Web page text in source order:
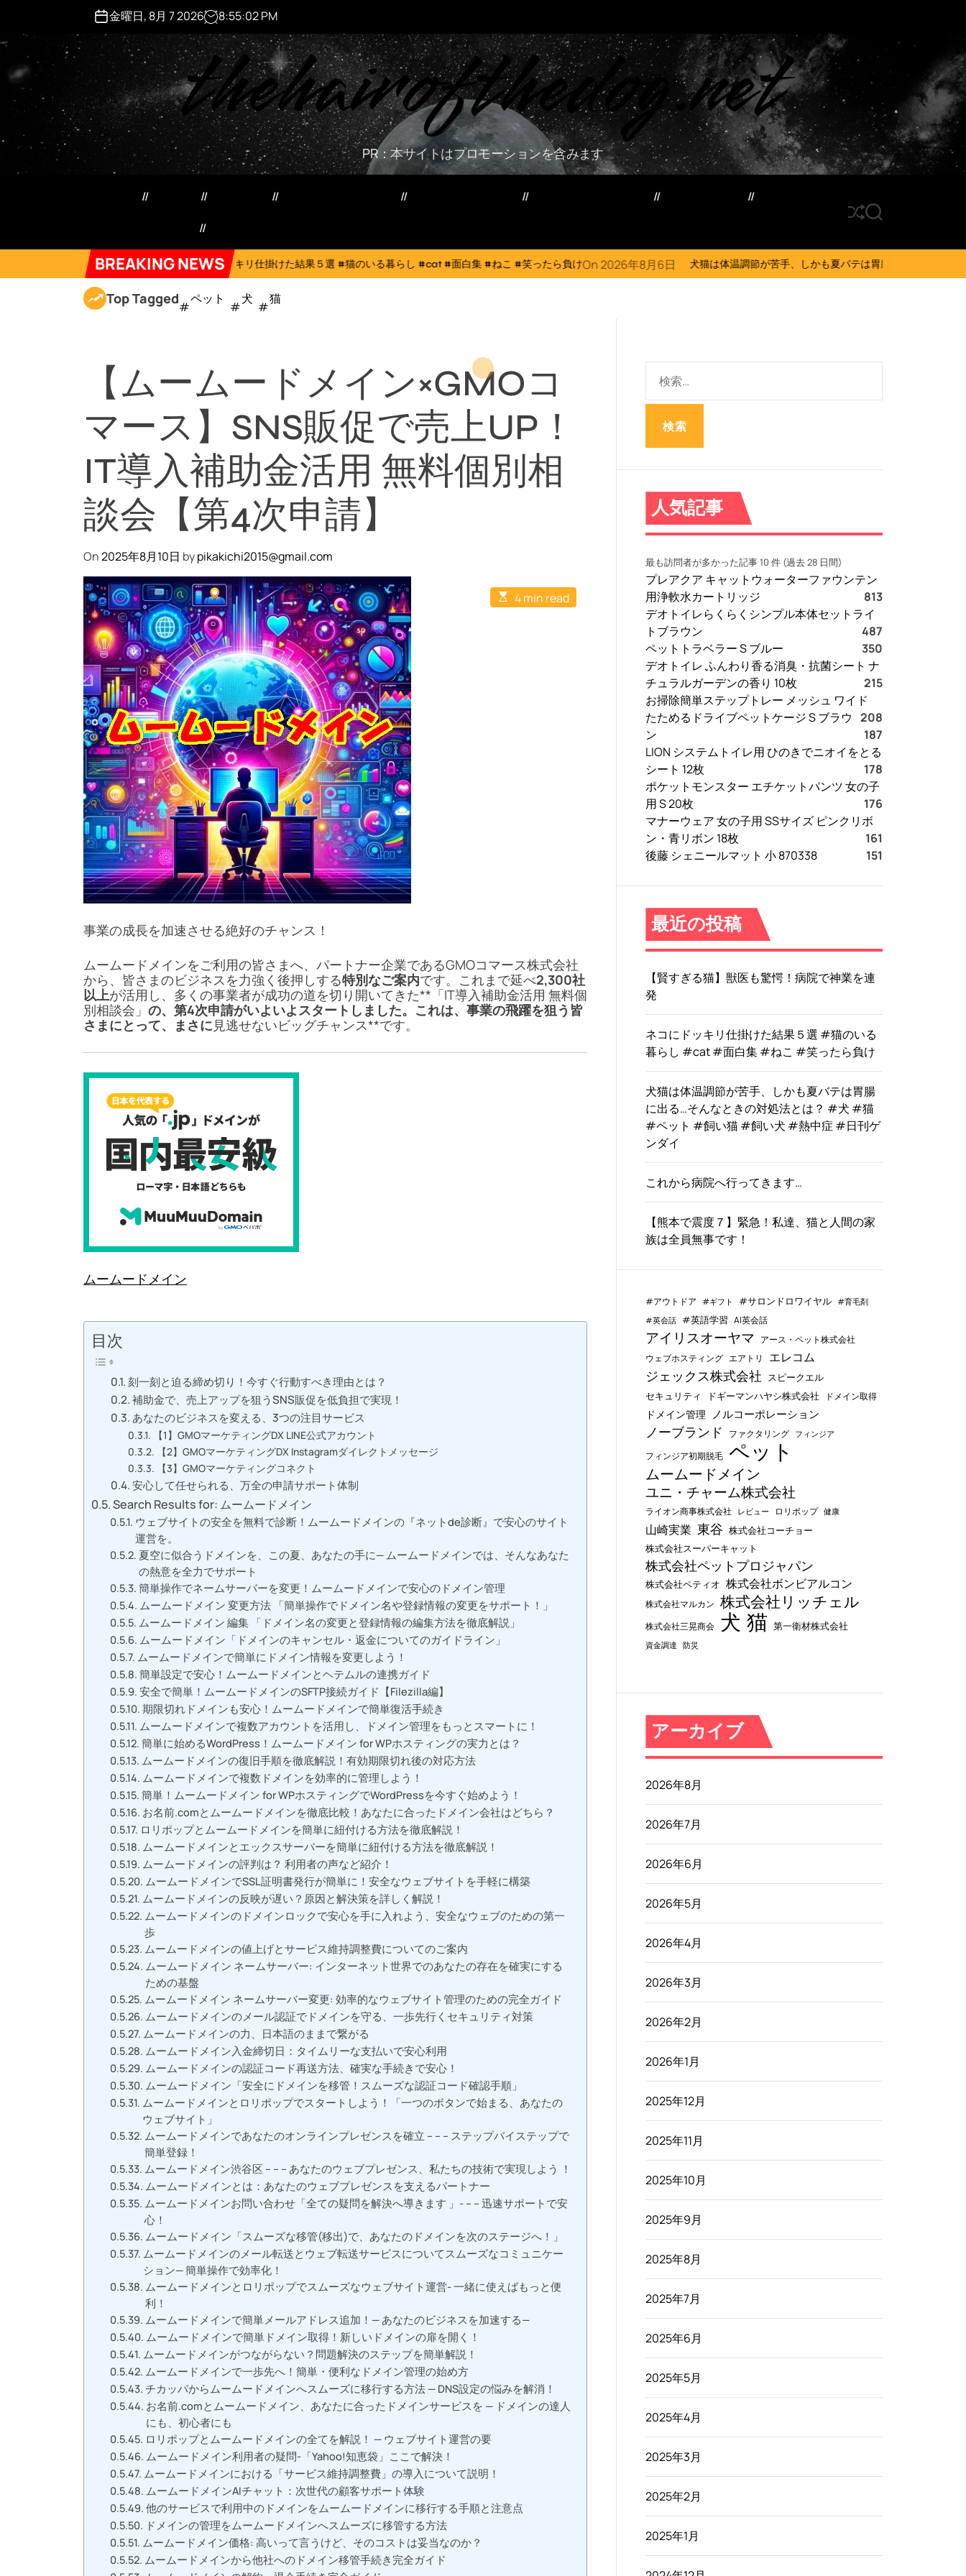
i
n
金曜日, 8月 7 2026 8:55:03PM
thehairofthedog.net
PR：本サイトはプロモーションを含みます
S
u
ff
l
S
A
R
C
BREAKING NEWS
ネコにドッキリ仕掛けた結果５選 #猫のいる暮らし #cat #面白集 #ねこ #笑ったら負けOn2026年8月6日 犬猫は体温調節が苦手、しかも夏バテは胃腸に出る…そんなときの対処法とは
Top Tagged ペット 犬 猫
【ムームードメイン×GMOコ
マース】SNS販促で売上UP！
IT導入補助金活用 無料個別相
談会【第4次申請】
On2025年8月10日 bypikakichi2015@gmail.com
E
s
4 min read
事業の成長を加速させる絶好のチャンス！
ムームードメインをご利用の皆さまへ、パートナー企業であるGMOコマース株式会社
から、皆さまのビジネスを力強く後押しする特別なご案内です。これまで延べ2,300社
以上が活用し、多くの事業者が成功の道を切り開いてきた**「IT導入補助金活用 無料個
別相談会」 の、第4次申請がいよいよスタートしました。これは、事業の飛躍を狙う皆
さまにとって、まさに見逃せないビッグチャンス**です。
ムームードメイン
目次
刻一刻と迫る締め切り！今すぐ行動すべき理由とは？
補助金で、売上アップを狙うSNS販促を低負担で実現！
あなたのビジネスを変える、3つの注目サービス
【1】GMOマーケティングDX LINE公式アカウント
【2】GMOマーケティングDX Instagramダイレクトメッセージ
【3】GMOマーケティングコネクト
安心して任せられる、万全の申請サポート体制
Search Results for: ムームードメイン
ウェブサイトの安全を無料で診断！ムームードメインの『ネットde診断』で安心のサイト
運営を。
夏空に似合うドメインを、この夏、あなたの手に— ムームードメインでは、そんなあなた
の熱意を全力でサポート
簡単操作でネームサーバーを変更！ムームードメインで安心のドメイン管理
ムームードメイン 変更方法 「簡単操作でドメイン名や登録情報の変更をサポート！」
ムームードメイン 編集 「ドメイン名の変更と登録情報の編集方法を徹底解説」
ムームードメイン「ドメインのキャンセル・返金についてのガイドライン」
ムームードメインで簡単にドメイン情報を変更しよう！
簡単設定で安心！ムームードメインとヘテムルの連携ガイド
安全で簡単！ムームードメインのSFTP接続ガイド【Filezilla編】
期限切れドメインも安心！ムームードメインで簡単復活手続き
ムームードメインで複数アカウントを活用し、ドメイン管理をもっとスマートに！
簡単に始めるWordPress！ムームードメイン for WPホスティングの実力とは？
ムームードメインの復旧手順を徹底解説！有効期限切れ後の対応方法
ムームードメインで複数ドメインを効率的に管理しよう！
簡単！ムームードメイン for WPホスティングでWordPressを今すぐ始めよう！
お名前.comとムームードメインを徹底比較！あなたに合ったドメイン会社はどちら？
ロリポップとムームードメインを簡単に紐付ける方法を徹底解説！
ムームードメインとエックスサーバーを簡単に紐付ける方法を徹底解説！
ムームードメインの評判は？ 利用者の声など紹介！
ムームードメインでSSL証明書発行が簡単に！安全なウェブサイトを手軽に構築
ムームードメインの反映が遅い？原因と解決策を詳しく解説！
ムームードメインのドメインロックで安心を手に入れよう、安全なウェブのための第一
歩
ムームードメインの値上げとサービス維持調整費についてのご案内
ムームードメイン ネームサーバー: インターネット世界でのあなたの存在を確実にする
ための基盤
ムームードメイン ネームサーバー変更: 効率的なウェブサイト管理のための完全ガイド
ムームードメインのメール認証でドメインを守る、一歩先行くセキュリティ対策
ムームードメインの力、日本語のままで繋がる
ムームードメイン入金締切日：タイムリーな支払いで安心利用
ムームードメインの認証コード再送方法、確実な手続きで安心！
ムームードメイン「安全にドメインを移管！スムーズな認証コード確認手順」
ムームードメインとロリポップでスタートしよう！「一つのボタンで始まる、あなたの
ウェブサイト」
ムームードメインであなたのオンラインプレゼンスを確立 – – – ステップバイステップで
簡単登録！
ムームードメイン渋谷区 – – – あなたのウェブプレゼンス、私たちの技術で実現しよう ！
ムームードメインとは：あなたのウェブプレゼンスを支えるパートナー
ムームードメインお問い合わせ「全ての疑問を解決へ導きます 」- – – 迅速サポートで安
心！
ムームードメイン「スムーズな移管(移出)で、あなたのドメインを次のステージへ！」
ムームードメインのメール転送とウェブ転送サービスについてスムーズなコミュニケー
ション— 簡単操作で効率化！
ムームードメインとロリポップでスムーズなウェブサイト運営- 一緒に使えばもっと便
利！
ムームードメインで簡単メールアドレス追加！— あなたのビジネスを加速する—
ムームードメインで簡単ドメイン取得！新しいドメインの扉を開く！
ムームードメインがつながらない？問題解決のステップを簡単解説！
ムームードメインで一歩先へ！簡単・便利なドメイン管理の始め方
チカッパからムームードメインへスムーズに移行する方法 — DNS設定の悩みを解消！
お名前.comとムームードメイン、あなたに合ったドメインサービスを — ドメインの達人
にも、初心者にも
ロリポップとムームードメインの全てを解説！ — ウェブサイト運営の要
ムームードメイン利用者の疑問-「Yahoo!知恵袋」ここで解決！
ムームードメインにおける「サービス維持調整費」の導入について説明！
ムームードメインAIチャット：次世代の顧客サポート体験
他のサービスで利用中のドメインをムームードメインに移行する手順と注意点
ドメインの管理をムームードメインへスムーズに移管する方法
ムームードメイン価格: 高いって言うけど、そのコストは妥当なのか？
ムームードメインから他社へのドメイン移管手続き完全ガイド
:
人気記事
最も訪問者が多かった記事 10 件 (過去 28 日間)
プレアクア キャットウォーターファウンテン
用浄軟水カートリッジ
813
デオトイレらくらくシンプル本体セットライ
トブラウン
487
ペットトラベラー S ブルー
350
デオトイレ ふんわり香る消臭・抗菌シート ナ
チュラルガーデンの香り 10枚
215
お掃除簡単ステップトレー メッシュ ワイド
208
たためるドライブペットケージ S ブラウ
ン
187
LION システムトイレ用 ひのきでニオイをとる
シート 12枚
178
ポケットモンスター エチケットパンツ 女の子
用 S 20枚
176
マナーウェア 女の子用 SSサイズ ピンクリボ
ン・青リボン 18枚
161
後藤 シェニールマット 小 870338
151
最近の投稿
【賢すぎる猫】獣医も驚愕！病院で神業を連
発
ネコにドッキリ仕掛けた結果５選 #猫のいる
暮らし #cat #面白集 #ねこ #笑ったら負け
犬猫は体温調節が苦手、しかも夏バテは胃腸
に出る…そんなときの対処法とは？ #犬 #猫
#ペット #飼い猫 #飼い犬 #熱中症 #日刊ゲ
ンダイ
これから病院へ行ってきます…
【熊本で震度７】緊急！私達、猫と人間の家
族は全員無事です！
#アウトドア #ギフト #サロンドロワイヤル #育毛剤
#英会話 #英語学習 AI英会話
アイリスオーヤマ アース・ペット株式会社
ウェブホスティング エアトリ エレコム
ジェックス株式会社 スピークエル
セキュリティ ドギーマンハヤシ株式会社 ドメイン取得
ドメイン管理 ノルコーポレーション
ノーブランド ファクタリング フィンジア
フィンジア初期脱毛 ペット
ムームードメイン
ユニ・チャーム株式会社
ライオン商事株式会社 レビュー ロリポップ 健康
山崎実業 東谷 株式会社コーチョー
株式会社スーパーキャット
株式会社ペットプロジャパン
株式会社ペティオ 株式会社ボンビアルコン
株式会社マルカン 株式会社リッチェル
株式会社三晃商会 犬 猫 第一衛材株式会社
資金調達 防災
アーカイブ
2026年8月
2026年7月
2026年6月
2026年5月
2026年4月
2026年3月
2026年2月
2026年1月
2025年12月
2025年11月
2025年10月
2025年9月
2025年8月
2025年7月
2025年6月
2025年5月
2025年4月
2025年3月
2025年2月
2025年1月